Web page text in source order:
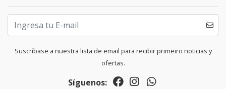
Suscríbase a nuestra lista de email para recibir primeiro noticias y
ofertas.
Síguenos: